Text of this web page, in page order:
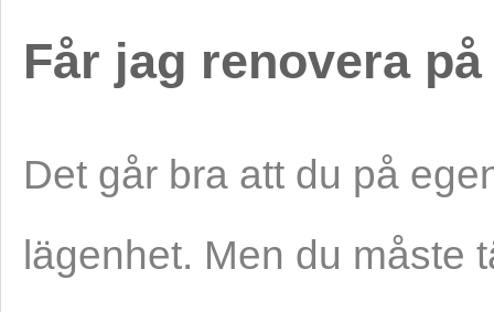
Får jag renovera
Det går bra att du på
lägenhet. Men du måste